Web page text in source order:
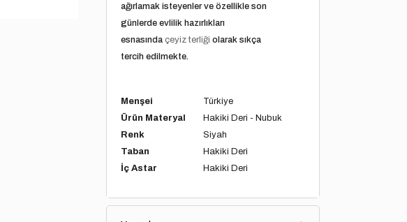
ağırlamak isteyenler ve özellikle son
günlerde evlilik hazırlıkları
esnasındaçeyiz terliği olarak sıkça
tercih edilmekte.
Menşei
Türkiye
Ürün Materyal
Hakiki Deri - Nubuk
Renk
Siyah
Taban
Hakiki Deri
İç Astar
Hakiki Deri